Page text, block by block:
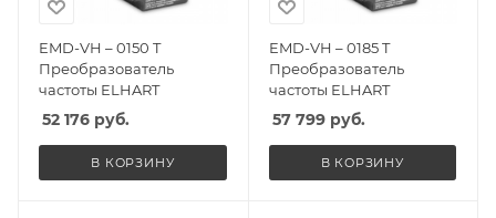
EMD-VH – 0150 T
Преобразователь
частоты ELHART
52 176 руб.
В КОРЗИНУ
EMD-VH – 0185 T
Преобразователь
частоты ELHART
57 799руб.
В КОРЗИНУ